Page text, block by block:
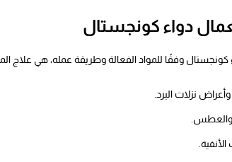
دواء كونجستال
وفقًا للمواد الفعالة وطريقة عمله، هي علاج
نزلات البرد.
والعطس.